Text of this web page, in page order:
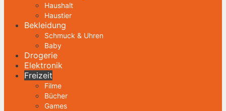
Haushalt
Haustier
Bekleidung
Schmuck & Uhren
Baby
Drogerie
Elektronik
Freizeit
Filme
Bücher
Games